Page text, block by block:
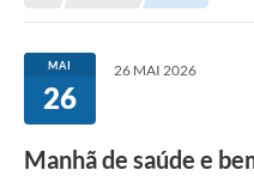
MAI
26
26 MAI 2026
Manhã de saúde e